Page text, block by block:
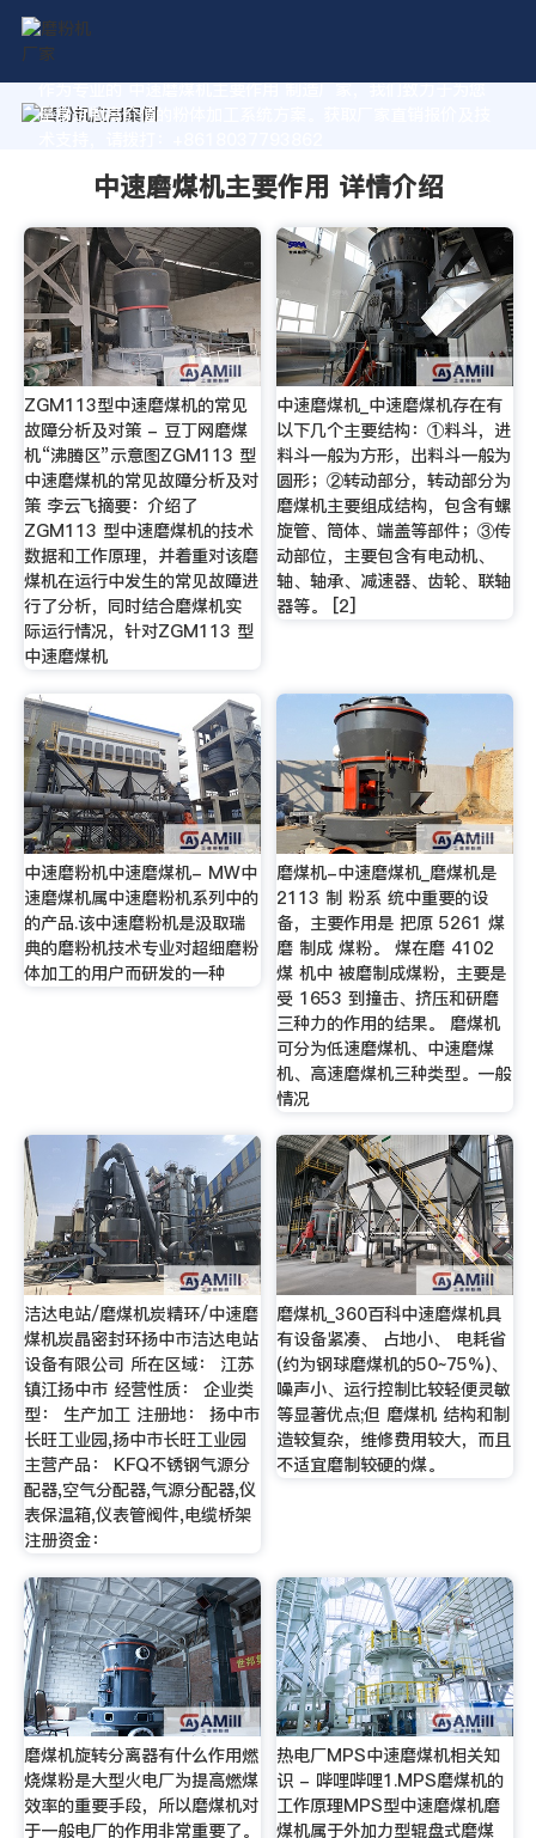
作为专业的 中速磨煤机主要作用 制造厂家，我们致力于为您
量身定制高价值的粉体加工系统方案。获取厂家直销报价及技
中速磨煤机主要作用 详情介绍
ZGM113型中速磨煤机的常见
故障分析及对策 - 豆丁网磨煤
机“沸腾区”示意图ZGM113 型
中速磨煤机的常见故障分析及对
策 李云飞摘要：介绍了
ZGM113 型中速磨煤机的技术
数据和工作原理，并着重对该磨
煤机在运行中发生的常见故障进
行了分析，同时结合磨煤机实
际运行情况，针对ZGM113 型
中速磨煤机
中速磨煤机_中速磨煤机存在有
以下几个主要结构：①料斗，进
料斗一般为方形，出料斗一般为
圆形；②转动部分，转动部分为
磨煤机主要组成结构，包含有螺
旋管、筒体、端盖等部件；③传
动部位，主要包含有电动机、
轴、轴承、减速器、齿轮、联轴
器等。 [2]
中速磨粉机中速磨煤机- MW中
速磨煤机属中速磨粉机系列中的
的产品.该中速磨粉机是汲取瑞
典的磨粉机技术专业对超细磨粉
体加工的用户而研发的一种
磨煤机-中速磨煤机_磨煤机是
2113 制 粉系 统中重要的设
备，主要作用是 把原 5261 煤
磨 制成 煤粉。 煤在磨 4102
煤 机中 被磨制成煤粉，主要是
受 1653 到撞击、挤压和研磨
三种力的作用的结果。 磨煤机
可分为低速磨煤机、中速磨煤
机、高速磨煤机三种类型。一般
情况
洁达电站/磨煤机炭精环/中速磨
煤机炭晶密封环扬中市洁达电站
设备有限公司 所在区域： 江苏
镇江扬中市 经营性质： 企业类
型： 生产加工 注册地： 扬中市
长旺工业园,扬中市长旺工业园
主营产品： KFQ不锈钢气源分
配器,空气分配器,气源分配器,仪
表保温箱,仪表管阀件,电缆桥架
注册资金：
磨煤机_360百科中速磨煤机具
有设备紧凑、 占地小、 电耗省
(约为钢球磨煤机的50~75%)、
噪声小、运行控制比较轻便灵敏
等显著优点;但 磨煤机 结构和制
造较复杂，维修费用较大，而且
不适宜磨制较硬的煤。
磨煤机旋转分离器有什么作用燃
烧煤粉是大型火电厂为提高燃煤
效率的重要手段，所以磨煤机对
于一般电厂的作用非常重要了。
热电厂MPS中速磨煤机相关知
识 - 哔哩哔哩1.MPS磨煤机的
工作原理MPS型中速磨煤机磨
煤机属于外加力型辊盘式磨煤